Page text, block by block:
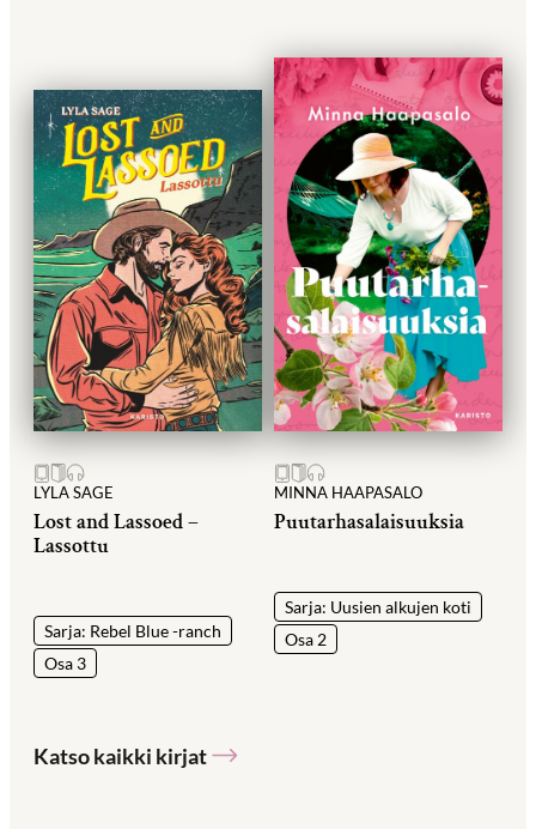
LYLA SAGE
Lost and Lassoed –
Lassottu
Sarja: Rebel Blue -ranch
Osa 3
MINNA HAAPASALO
Puutarhasalaisuuksia
Sarja: Uusien alkujen koti
Osa 2
Katso kaikki kirjat